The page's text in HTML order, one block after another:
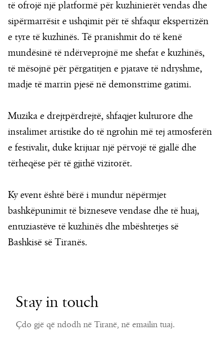
të ofrojë një platformë për kuzhinierët vendas dhe
sipërmarrësit e ushqimit për të shfaqur ekspertizën
e tyre të kuzhinës. Të pranishmit do të kenë
mundësinë të ndërveprojnë me shefat e kuzhinës,
të mësojnë për përgatitjen e pjatave të ndryshme,
madje të marrin pjesë në demonstrime gatimi.
Muzika e drejtpërdrejtë, shfaqjet kulturore dhe
instalimet artistike do të ngrohin më tej atmosferën
e festivalit, duke krijuar një përvojë të gjallë dhe
tërheqëse për të gjithë vizitorët.
Ky event është bërë i mundur nëpërmjet
bashkëpunimit të bizneseve vendase dhe të huaj,
entuziastëve të kuzhinës dhe mbështetjes së
Bashkisë së Tiranës.
Stay in touch
Çdo gjë që ndodh në Tiranë, në emailin tuaj.